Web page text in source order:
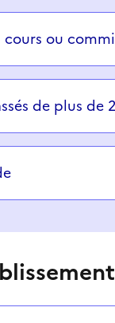
et les
cours ou
de plus de